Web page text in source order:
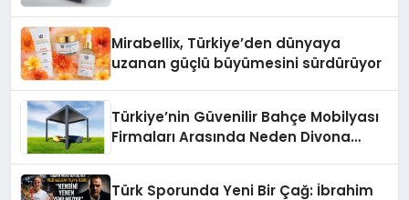
Mirabellix, Türkiye’den dünyaya
uzanan güçlü büyümesini sürdürüyor
Türkiye’nin Güvenilir Bahçe Mobilyası
Firmaları Arasında Neden Divona
Türk Sporunda Yeni Bir Çağ: İbrahim